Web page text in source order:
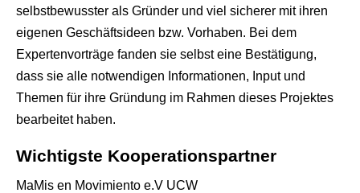
selbstbewusster als Gründer und viel sicherer mit ihren
eigenen Geschäftsideen bzw. Vorhaben. Bei dem
Expertenvorträge fanden sie selbst eine Bestätigung,
dass sie alle notwendigen Informationen, Input und
Themen für ihre Gründung im Rahmen dieses Projektes
bearbeitet haben.
Wichtigste Kooperationspartner
MaMis en Movimiento e.V UCW